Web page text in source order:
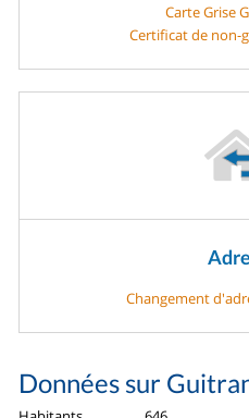
Carte Grise
Certificat de non-
Changement
Données sur